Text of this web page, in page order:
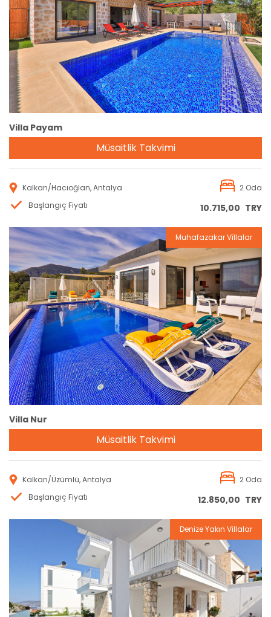
Rezervasyon
Villa Payam
Müsaitlik Takvimi
Kalkan/Hacıoğlan, Antalya
2 Oda
Başlangıç Fiyatı
10.715,00 TRY
Rezervasyon
Muhafazakar Villalar
Villa Nur
Müsaitlik Takvimi
Kalkan/Üzümlü, Antalya
2 Oda
Başlangıç Fiyatı
12.850,00 TRY
Rezervasyon
Denize Yakın Villalar